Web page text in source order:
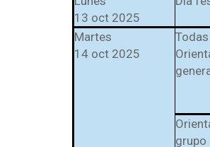
Institución
María
13 oct 2025
Martes
14 oct 2025
grupo